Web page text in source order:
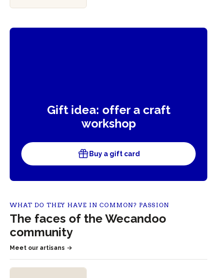
Gift idea: offer a craft
workshop
Buy a gift card
WHAT DO THEY HAVE IN COMMON? PASSION
The faces of the Wecandoo
community
Meet our artisans